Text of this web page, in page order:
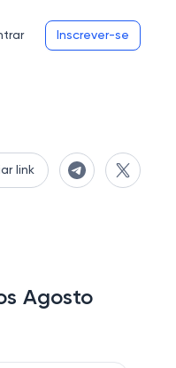
Inscrever-se
link
Agosto